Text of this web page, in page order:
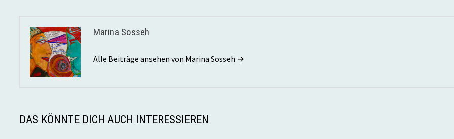
Marina Sosseh
Alle Beiträge ansehen von Marina Sosseh →
DAS KÖNNTE DICH AUCH INTERESSIEREN